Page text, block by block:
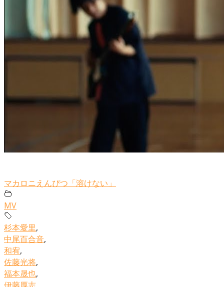
マカロニえんぴつ「溶けない」
MV
杉本愛里,
中尾百合音,
和宥,
佐藤光将,
福本晟也,